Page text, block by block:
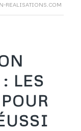
REALISATIONS.COM
LES